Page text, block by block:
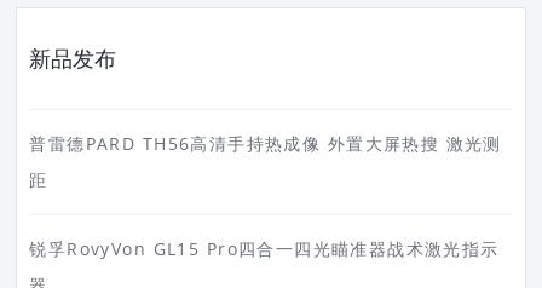
新品发布
普雷德PARD TH56高清手持热成像 外置大屏热搜 激光测
距
锐孚RovyVon GL15 Pro四合一四光瞄准器战术激光指示